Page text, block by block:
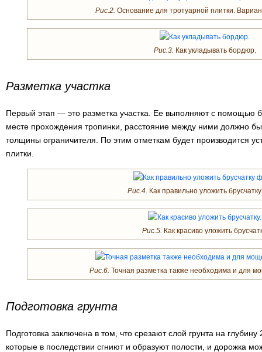
Рис.2. Основание для тротуарной плитки.
Рис.3. Как укладывать бордюр.
Разметка участка
Первый этап — это разметка участка. Ее выполняют с помощью
месте прохождения тропинки, расстояние между ними должно
толщины ограничителя. По этим отметкам будет производится
плитки.
Рис.4. Как правильно уложить
Рис.5. Как красиво уложить
Рис.6. Точная разметка также необходима и для
Подготовка грунта
Подготовка заключена в том, что срезают слой грунта на
которые в последствии сгниют и образуют полости, и дорожка